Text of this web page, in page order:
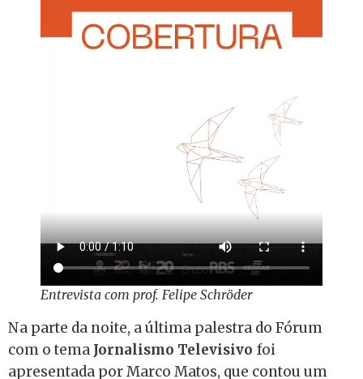
Entrevista com prof. Felipe Schröder
Na parte da noite, a última palestra do Fórum
com o tema Jornalismo Televisivo foi
apresentada por Marco Matos, que contou um